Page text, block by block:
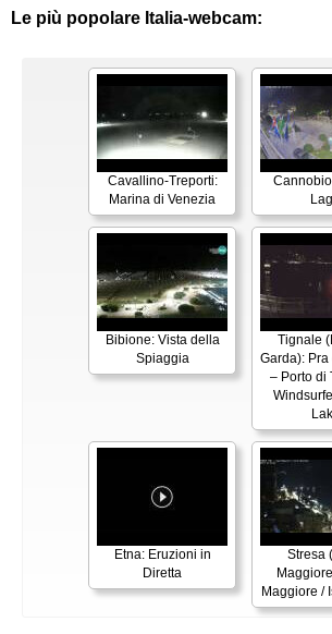
Le più popolare Italia-webcam:
Cavallino-Treporti:
Marina di Venezia
Bibione: Vista della
Spiaggia
Tignale
Garda):
– Porto di
Etna: Eruzioni in
Diretta
Stresa
Maggiore /